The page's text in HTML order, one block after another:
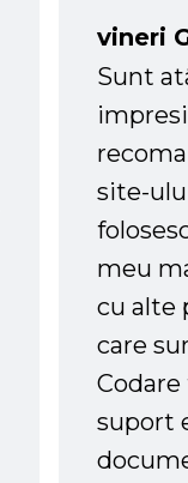
vineri
Sunt
site-
meu
cu alte
care
suport